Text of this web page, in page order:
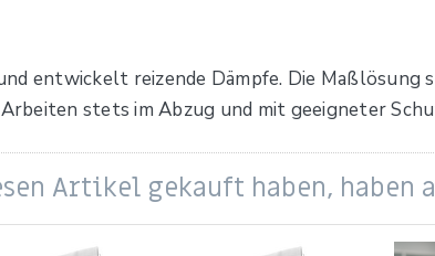
entwickelt reizende Dämpfe. Die
stets im Abzug und mit geeigneter
Artikel gekauft haben, haben